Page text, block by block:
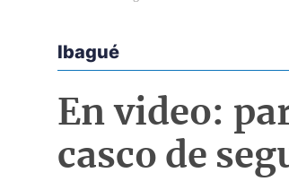
Econoticias y Eventos
Ibagué
En video:
casco de